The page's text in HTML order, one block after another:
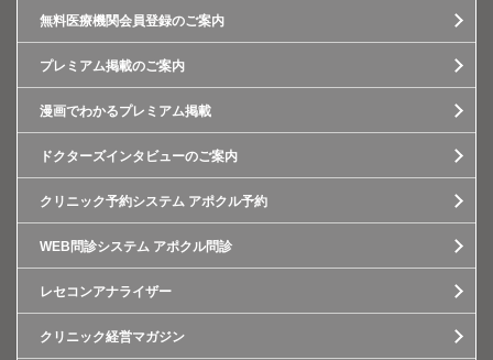
無料医療機関会員登録のご案内
プレミアム掲載のご案内
漫画でわかるプレミアム掲載
ドクターズインタビューのご案内
クリニック予約システム アポクル予約
WEB問診システム アポクル問診
レセコンアナライザー
クリニック経営マガジン